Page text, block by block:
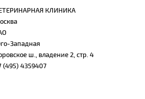
КЛИНИКА
Западная
ш., владение 2, стр. 4
(495) 4359407